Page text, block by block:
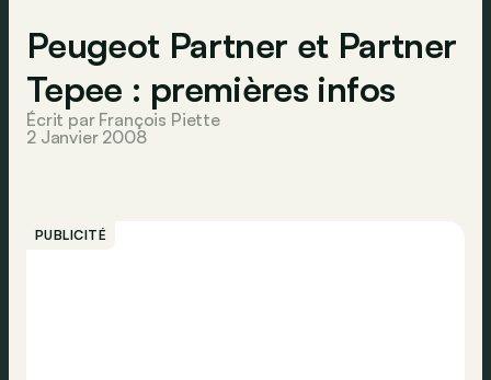
Peugeot Partner et Partner
Tepee : premières infos
Écrit par François Piette
2 Janvier 2008
PUBLICITÉ